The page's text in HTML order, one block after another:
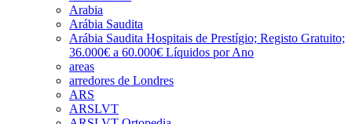
Arabia
Arábia Saudita
Arábia Saudita Hospitais de Prestígio; Registo Gratuito;
36.000€ a 60.000€ Líquidos por Ano
areas
arredores de Londres
ARS
ARSLVT